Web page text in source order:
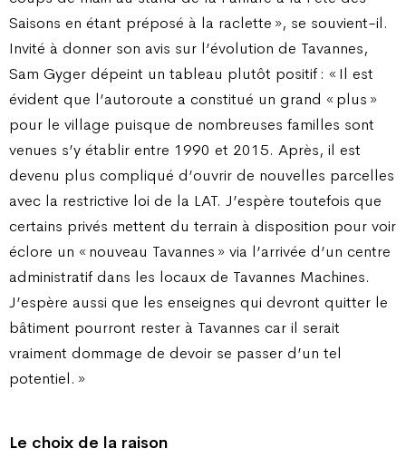
Saisons en étant préposé à la raclette », se souvient-il.
Invité à donner son avis sur l’évolution de Tavannes,
Sam Gyger dépeint un tableau plutôt positif : « Il est
évident que l’autoroute a constitué un grand « plus »
pour le village puisque de nombreuses familles sont
venues s’y établir entre 1990 et 2015. Après, il est
devenu plus compliqué d’ouvrir de nouvelles parcelles
avec la restrictive loi de la LAT. J’espère toutefois que
certains privés mettent du terrain à disposition pour voir
éclore un « nouveau Tavannes » via l’arrivée d’un centre
administratif dans les locaux de Tavannes Machines.
J’espère aussi que les enseignes qui devront quitter le
bâtiment pourront rester à Tavannes car il serait
vraiment dommage de devoir se passer d’un tel
potentiel. »
Le choix de la raison